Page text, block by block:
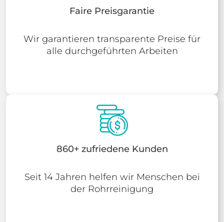
Faire Preisgarantie
Wir garantieren transparente Preise für
alle durchgeführten Arbeiten
860+ zufriedene Kunden
Seit 14 Jahren helfen wir Menschen bei
der Rohrreinigung